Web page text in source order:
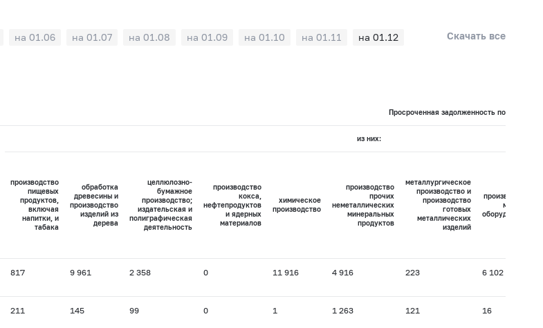
на 01.06 на 01.07 на 01.08 на 01.09 на 01.10 на 01.11 на 01.12 Скачать все
Просроченная задолженность по
из них:
производство
пищевых
продуктов,
включая
напитки, и
табака
обработка
древесины и
производство
изделий из
дерева
целлюлозно-
бумажное
производство;
издательская и
полиграфическая
деятельность
производство
кокса,
нефтепродуктов
и ядерных
материалов
химическое
производство
производство
прочих
неметаллических
минеральных
продуктов
металлургическое
производство и
производство
готовых
металлических
изделий
производство
машин и
оборудования
817 9 961 2 358 0 11 916 4 916 223 6 102
211 145 99 0 1 1 263 121 16